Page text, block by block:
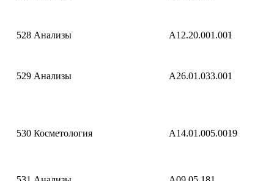
528 Анализы A12.20.001.001
529 Анализы A26.01.033.001
530 Косметология A14.01.005.0019